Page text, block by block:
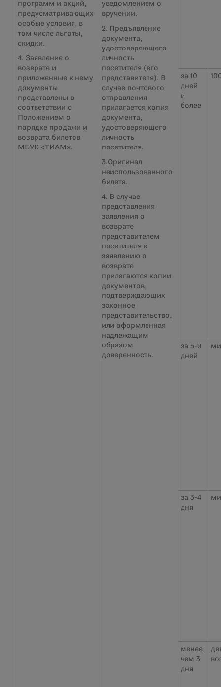
программ и акций,
предусматривающих
особые условия, в
том числе льготы,
скидки.
4. Заявление о
возврате и
приложенные к нему
документы
представлены в
соответствии с
Положением о
порядке продажи и
возврата билетов
МБУК «ТИАМ».
уведомлением о
вручении.
2. Предъявление
документа,
удостоверяющего
личность
посетителя (его
представителя). В
случае почтового
отправления
прилагается копия
документа,
удостоверяющего
личность
посетителя.
3.Оригинал
неиспользованного
билета.
4. В случае
представления
заявления о
возврате
представителем
посетителя к
заявлению о
возврате
прилагаются копии
документов,
подтверждающих
законное
представительство,
или оформленная
надлежащим
образом
доверенность.
за 10
дней
и
более
за 5-9
дней
за 3-4
дня
менее
чем 3
дня